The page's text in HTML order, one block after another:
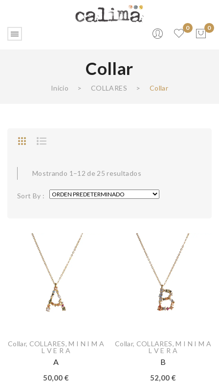
0
No products in the cart.
0
Collar
Inicio > COLLARES > Collar
Mostrando 1–12 de 25 resultados
Sort By :
Collar, COLLARES,M I N I M A
L V E R A
A
50,00 €
Collar, COLLARES,M I N I M A
L V E R A
B
52,00 €